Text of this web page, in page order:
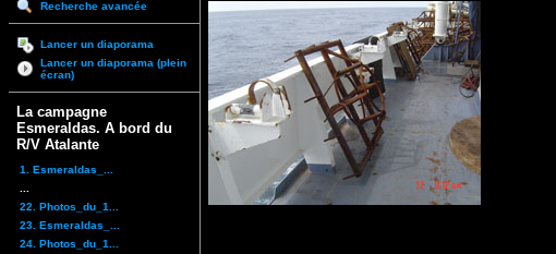
Recherche avancée
Lancer un diaporama
Lancer un diaporama (plein
écran)
La campagne
Esmeraldas. A bord du
R/V Atalante
1. Esmeraldas_...
22. Photos_du_1...
23. Esmeraldas_...
24. Photos_du_1...